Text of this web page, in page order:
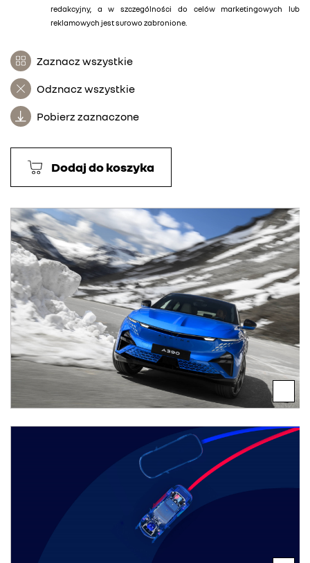
redakcyjny, a w szczególności do celów marketingowych lub
reklamowych jest surowo zabronione.
Zaznacz wszystkie
Odznacz wszystkie
Pobierz zaznaczone
Dodaj do koszyka